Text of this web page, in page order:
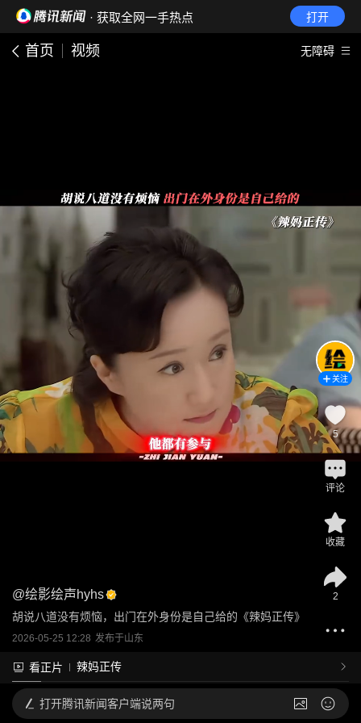
· 获取全网一手热点 打开
首页 视频 无障碍
@绘影绘声hyhs
胡说八道没有烦恼，出门在外身份是自己给的《辣妈正传》
2026-05-25 12:28 发布于山东
看正片 辣妈正传
关注
5
评论
收藏
2
打开腾讯新闻客户端说两句